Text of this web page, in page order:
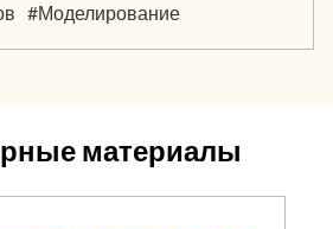
#Моделирование
материалы